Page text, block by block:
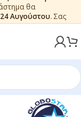
θα
24 Αυγούστου. Σας